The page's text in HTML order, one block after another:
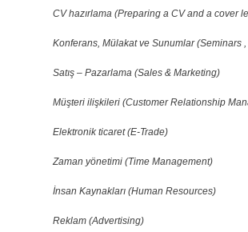
CV hazırlama (Preparing a CV and a cover
Konferans, Mülakat ve Sunumlar (Seminars
Satış – Pazarlama (Sales & Marketing)
Müşteri ilişkileri (Customer Relationship
Elektronik ticaret (E-Trade)
Zaman yönetimi (Time Management)
İnsan Kaynakları (Human Resources)
Reklam (Advertising)